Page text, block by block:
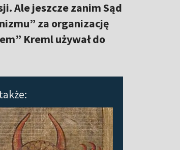
Ale jeszcze zanim Sąd
za organizację
Kreml używał do